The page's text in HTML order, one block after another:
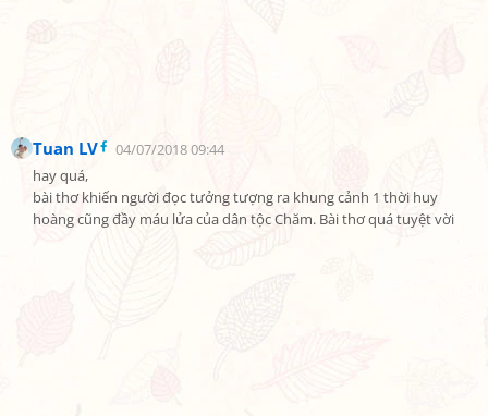
Tuan LV
04/07/2018 09:44
hay quá,
bài thơ khiến người đọc tưởng tượng ra khung cảnh 1 thời huy
hoàng cũng đầy máu lửa của dân tộc Chăm. Bài thơ quá tuyệt vời